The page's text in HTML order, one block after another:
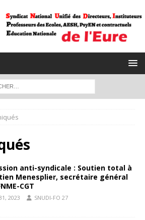
anti-syndicale : Soutien total à
Menesplier, secrétaire général
CGT
2023 SNUDI-FO 27